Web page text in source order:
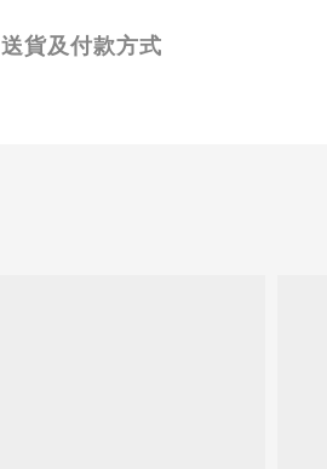
送貨及付款方式